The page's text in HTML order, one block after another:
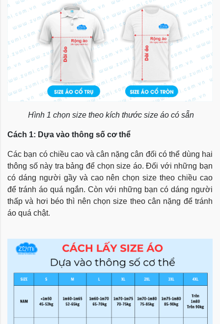
Hình 1 chọn size theo kích thước size áo có sẵn
Cách 1: Dựa vào thông số cơ thể
Các bạn có chiều cao và cân nặng cân đối có thể dùng hai
thông số này tra bảng để chọn size áo. Đối với những bạn
có dáng người gầy và cao nên chọn size theo chiều cao
để tránh áo quá ngắn. Còn với những bạn có dáng người
thấp và hơi béo thì nên chọn size theo cân nặng để tránh
áo quá chật.